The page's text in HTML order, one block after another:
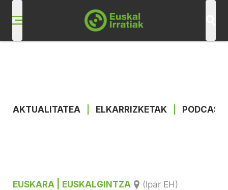
AKTUALITATEA ELKARRIZKETAK
EUSKARA | EUSKALGINTZA (Ipar EH)